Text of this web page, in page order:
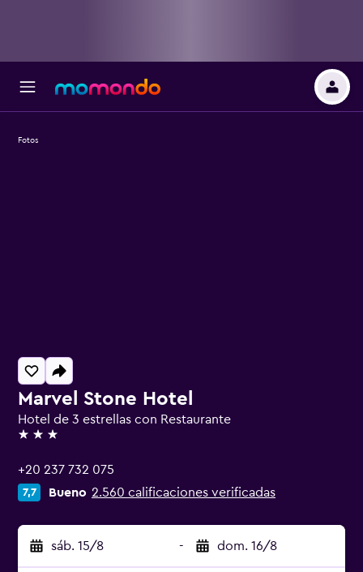
Marvel Stone Hotel
Hotel de 3 estrellas con Restaurante
3 estrellas
+20 237 732 075
7,7 Bueno 2.560 calificaciones verificadas
sáb. 15/8 - dom. 16/8
Fotos